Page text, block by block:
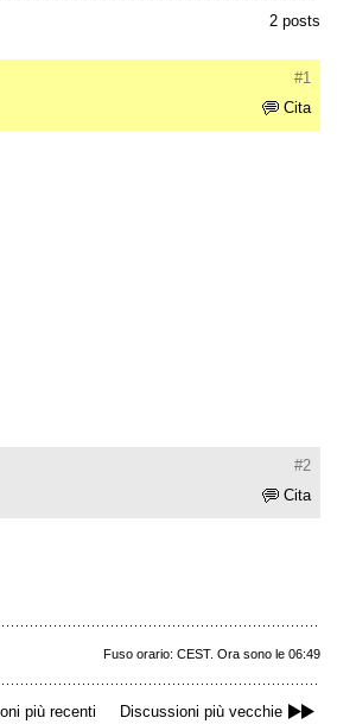
2 posts
#1
Cita
#2
Cita
Fuso orario: CEST. Ora sono le 06:49
più recenti Discussioni più vecchie